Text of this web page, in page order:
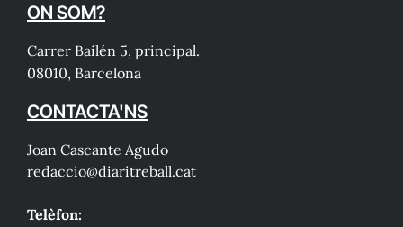
ON SOM?
Carrer Bailén 5, principal.
08010, Barcelona
CONTACTA'NS
Joan Cascante Agudo
redaccio@diaritreball.cat
Telèfon: